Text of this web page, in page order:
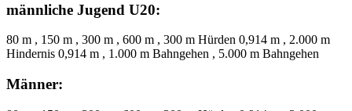
männliche Jugend U20:
80 m , 150 m , 300 m , 600 m , 300 m Hürden 0,914 m , 2.000 m
Hindernis 0,914 m , 1.000 m Bahngehen , 5.000 m Bahngehen
Männer: